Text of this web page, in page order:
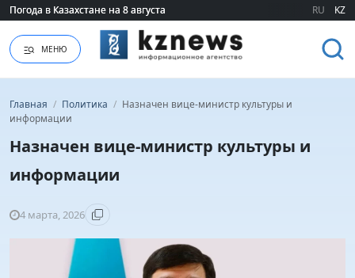
Погода в Казахстане на 8 августа
Погода в Казахстане на 8 августа RU KZ
МЕНЮ
Главная / Политика / Назначен вице-министр культуры и
информации
Назначен вице-министр культуры и
информации
4 марта, 2026